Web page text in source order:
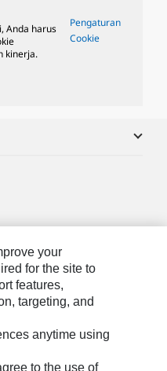
Anda harus
kinerja.
Pengaturan
Cookie
your
for the site to
features,
targeting, and
anytime using
to the use of